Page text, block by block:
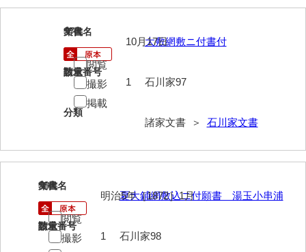
国司家文書
国光家文書
国守家文書
国行家文書
熊谷家文書
熊野家文書（防府市）
蔵田家文書
倉橋家文書
栗林家文書
97
文書名
大敷網敷ニ付書付
請求番号
石川家97
分類
諸家文書 ＞ 石川家文書
年代
10月17日
数量
1
閲覧
撮影
掲載
98
文書名
夏大鋪網敷込ニ付願書 湯玉小串浦
請求番号
石川家98
年代
明治5年［1872］1月
数量
1
閲覧
撮影